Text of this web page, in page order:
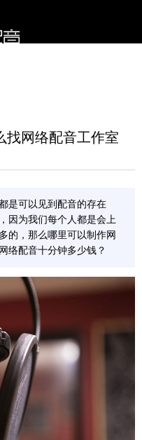
找网络配音工作室
是可以见到配音的存在
因为我们每个人都是会上
的，那么哪里可以制作网
络配音十分钟多少钱？